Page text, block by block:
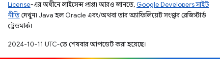
License-এর অধীনে লাইসেন্স প্রাপ্ত। আরও জানতে, Google Developers সাইট
নীতিদেখুন। Java হল Oracle এবং/অথবা তার অ্যাফিলিয়েট সংস্থার রেজিস্টার্ড
ট্রেডমার্ক।
2024-10-11 UTC-তে শেষবার আপডেট করা হয়েছে।